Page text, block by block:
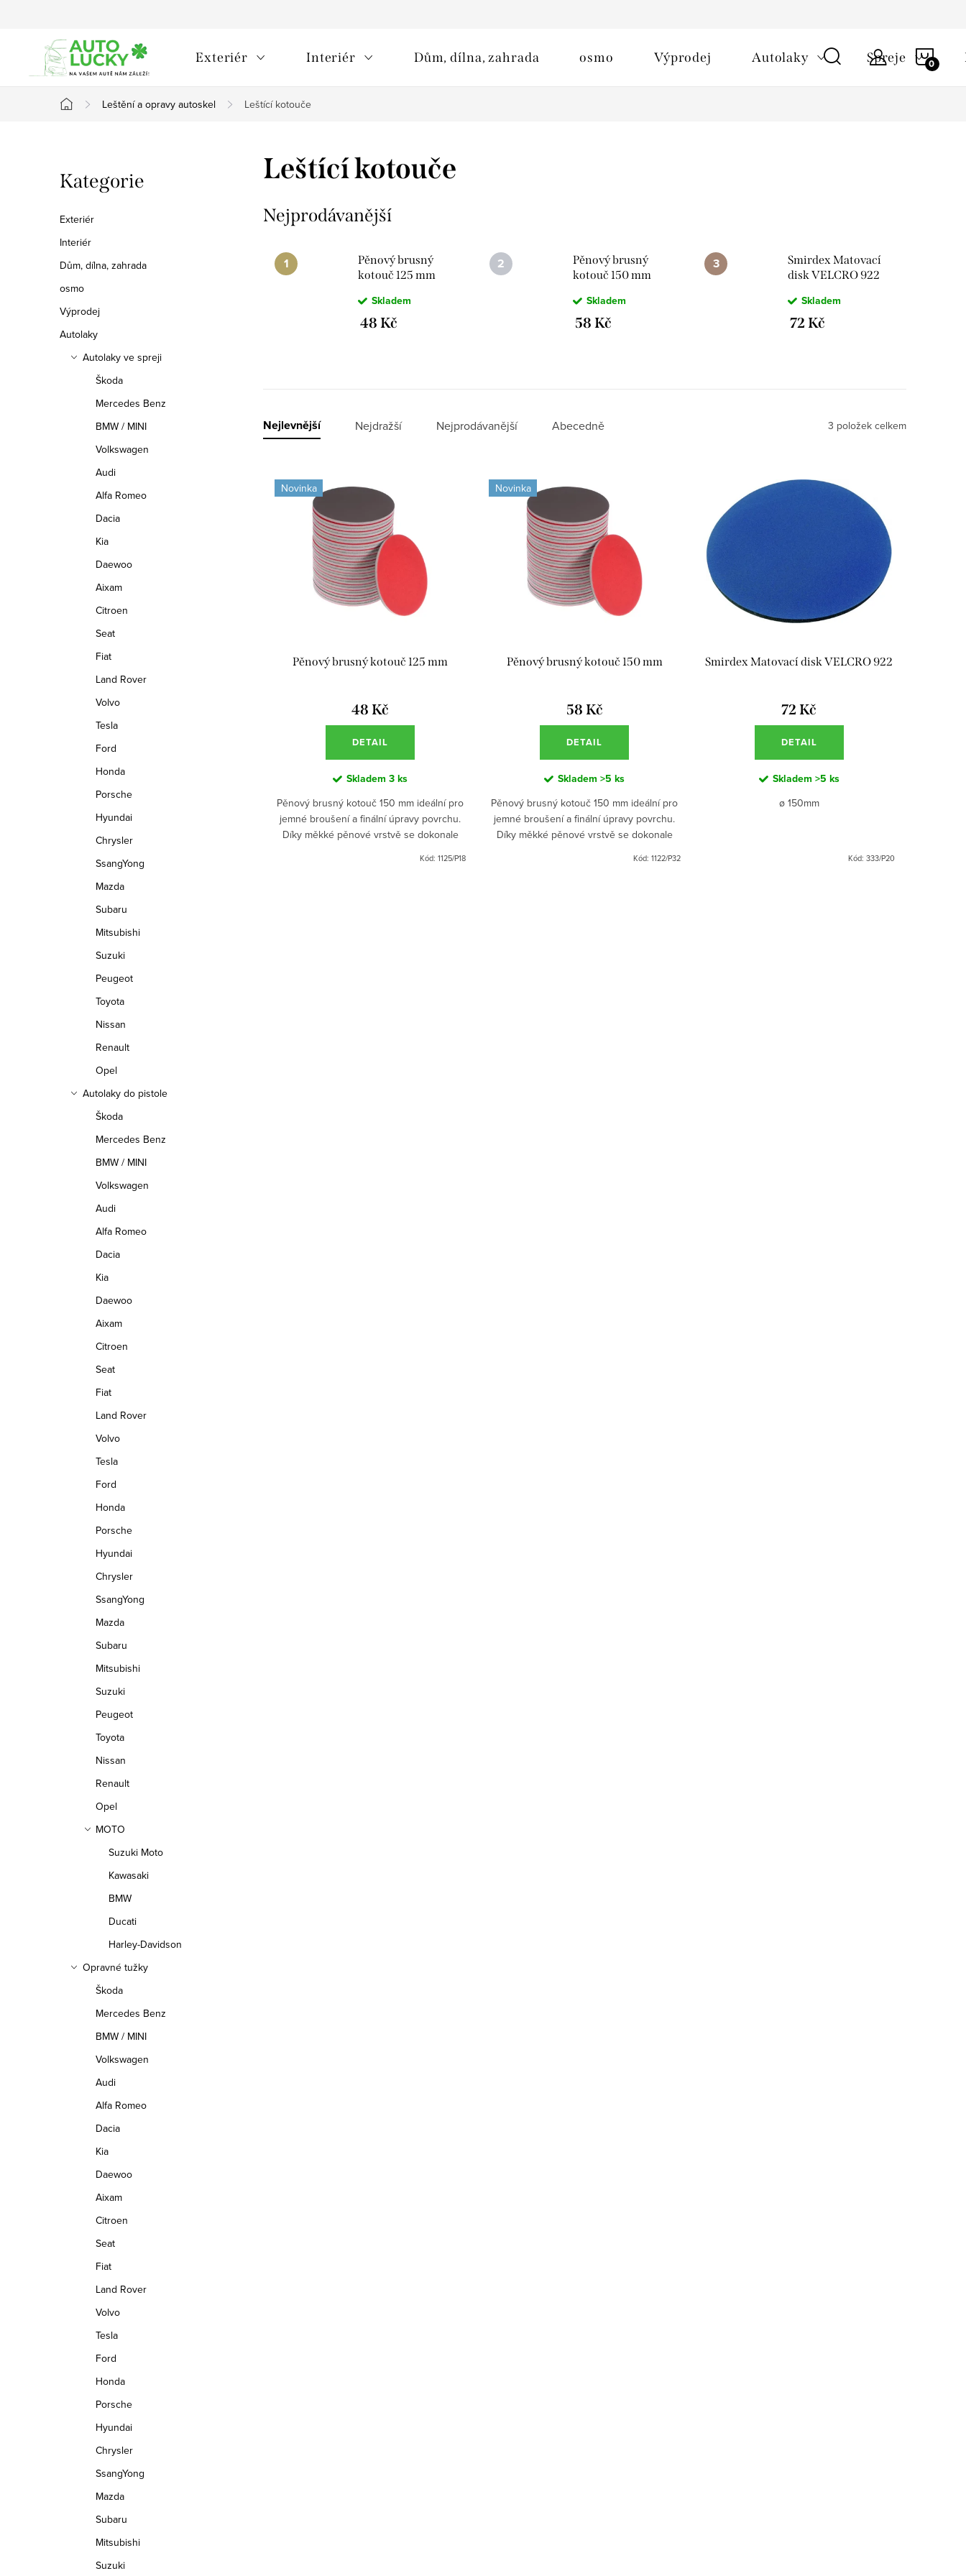
Exteriér Interiér Dům, dílna, zahrada osmo Výprodej Autolaky Spreje
Domů
Leštění a opravy autoskel Leštící kotouče
o
s
t
r
a
n
n
Přeskočit
kategorie
Kategorie
Exteriér
Interiér
Dům, dílna, zahrada
osmo
Výprodej
Autolaky
Autolaky ve spreji
Škoda
Mercedes Benz
BMW / MINI
Volkswagen
Audi
Alfa Romeo
Dacia
Kia
Daewoo
Aixam
Citroen
Seat
Fiat
Land Rover
Volvo
Tesla
Ford
Honda
Porsche
Hyundai
Chrysler
SsangYong
Mazda
Subaru
Mitsubishi
Suzuki
Peugeot
Toyota
Nissan
Renault
Opel
Autolaky do pistole
Škoda
Mercedes Benz
BMW / MINI
Volkswagen
Audi
Alfa Romeo
Dacia
Kia
Daewoo
Aixam
Citroen
Seat
Fiat
Land Rover
Volvo
Tesla
Ford
Honda
Porsche
Hyundai
Chrysler
SsangYong
Mazda
Subaru
Mitsubishi
Suzuki
Peugeot
Toyota
Nissan
Renault
Opel
MOTO
Suzuki Moto
Kawasaki
BMW
Ducati
Harley-Davidson
Opravné tužky
Škoda
Mercedes Benz
BMW / MINI
Volkswagen
Audi
Alfa Romeo
Dacia
Kia
Daewoo
Aixam
Citroen
Seat
Fiat
Land Rover
Volvo
Tesla
Ford
Honda
Porsche
Hyundai
Chrysler
SsangYong
Mazda
Subaru
Mitsubishi
Suzuki
Leštící kotouče
Nejprodávanější
Pěnový brusný
kotouč 125 mm
Skladem
48 Kč
Pěnový brusný
kotouč 150 mm
Skladem
58 Kč
Smirdex Matovací
disk VELCRO 922
Skladem
72 Kč
Ř
Nejlevnější Nejdražší Nejprodávanější Abecedně 3 položek celkem
VNovinka
Pěnový brusný kotouč 125 mm
48 Kč
DETAIL
Skladem3 ks
Pěnový brusný kotouč 150 mm ideální pro
jemné broušení a finální úpravy povrchu.
Díky měkké pěnové vrstvě se dokonale
Kód:1125/P18
Novinka
Pěnový brusný kotouč 150 mm
58 Kč
DETAIL
Skladem>5 ks
Pěnový brusný kotouč 150 mm ideální pro
jemné broušení a finální úpravy povrchu.
Díky měkké pěnové vrstvě se dokonale
Kód: 1122/P32
Smirdex Matovací disk VELCRO 922
72 Kč
DETAIL
Skladem >5 ks
ø 150mm
Kód: 333/P20